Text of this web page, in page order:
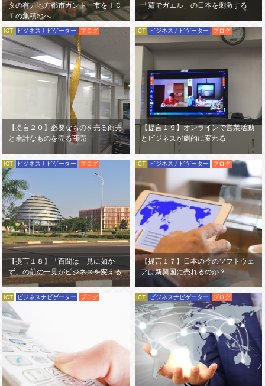
タの有力地方都市カントー市をＩＣ
Ｔの集積地へ
「茹でガエル」の日本を刺激する
ICT ビジネスナビゲーター ブログ
【提言２０】必要なものを売る商売
と余計なものを売る商売
ICT ビジネスナビゲーター ブログ
【提言１９】オンラインで営業活動
とビジネスが劇的に変わる
ICT ビジネスナビゲーター ブログ
【提言１８】「百聞は一見に如か
ず」の前の一見がビジネスを変える
ICT ビジネスナビゲーター ブログ
【提言１７】日本の今のソフトウェ
アは新興国に売れるのか？
ICT ビジネスナビゲーター ブログ ICT ビジネスナビゲーター ブログ